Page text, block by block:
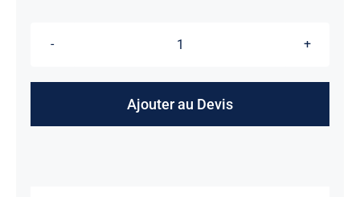
quantité
Tablette
Ajouter au Devis